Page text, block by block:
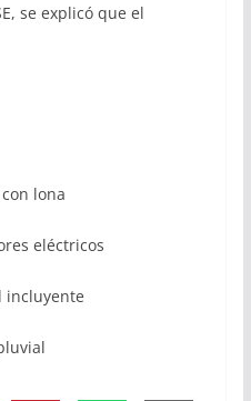
se explicó que el
lona
eléctricos
incluyente